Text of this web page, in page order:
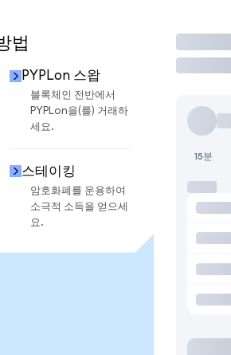
법
PYPLon 스왑
블록체인 전반에서
PYPLon을(를) 거래하
세요.
스테이킹
암호화폐를 운용하여
소극적 소득을 얻으세
요.
거래
15분